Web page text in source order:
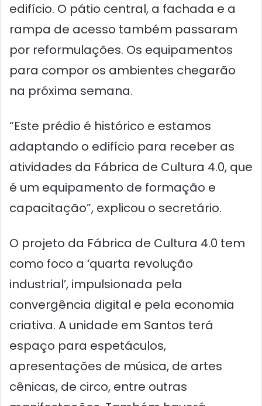
edifício. O pátio central, a fachada e a
rampa de acesso também passaram
por reformulações. Os equipamentos
para compor os ambientes chegarão
na próxima semana.
“Este prédio é histórico e estamos
adaptando o edifício para receber as
atividades da Fábrica de Cultura 4.0, que
é um equipamento de formação e
capacitação”, explicou o secretário.
O projeto da Fábrica de Cultura 4.0 tem
como foco a ‘quarta revolução
industrial’, impulsionada pela
convergência digital e pela economia
criativa. A unidade em Santos terá
espaço para espetáculos,
apresentações de música, de artes
cênicas, de circo, entre outras